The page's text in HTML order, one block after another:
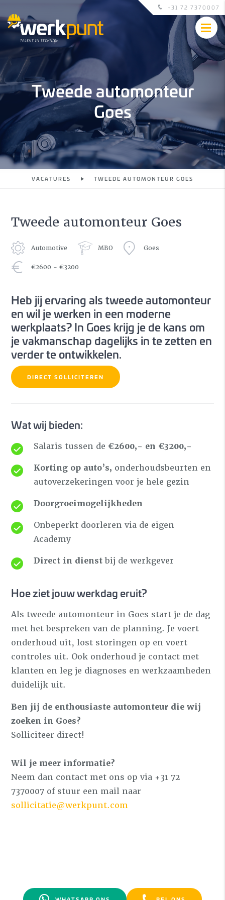
+31 72 7370007
Tweede automonteur
Goes
VACATURES TWEEDE AUTOMONTEUR GOES
Tweede automonteur Goes
Automotive MBO Goes
€2600 - €3200
Heb jij ervaring als tweede automonteur
en wil je werken in een moderne
werkplaats? In Goes krijg je de kans om
je vakmanschap dagelijks in te zetten en
verder te ontwikkelen.
DIRECT SOLLICITEREN
Wat wij bieden:
Salaris tussen de €2600,- en €3200,-
Korting op auto’s, onderhoudsbeurten en
autoverzekeringen voor je hele gezin
Doorgroeimogelijkheden
Onbeperkt doorleren via de eigen
Academy
Direct in dienstbij de werkgever
Hoe ziet jouw werkdag eruit?
Als tweede automonteur in Goes start je de dag
met het bespreken van de planning. Je voert
onderhoud uit, lost storingen op en voert
controles uit. Ook onderhoud je contact met
klanten en leg je diagnoses en werkzaamheden
duidelijk uit.
Ben jij de enthousiaste automonteur die wij
zoeken in Goes?
Solliciteer direct!
Wil je meer informatie?
Neem dan contact met ons op via +31 72
7370007 of stuur een mail naar
sollicitatie@werkpunt.com